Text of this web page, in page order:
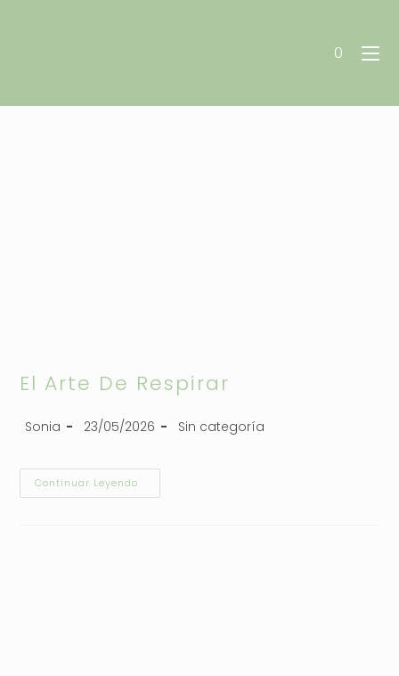
0
El Arte De Respirar
Sonia 23/05/2026 Sin categoría
Continuar Leyendo